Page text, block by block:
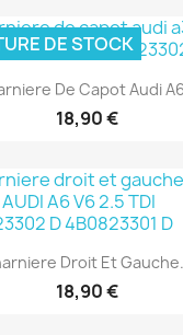
De Capot Audi
18,90 €
DE STOCK
Droit Et
18,90 €